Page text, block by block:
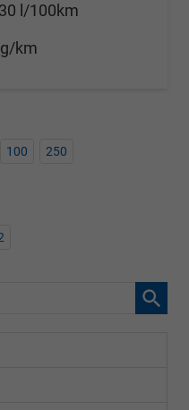
l/100km
km
100 250